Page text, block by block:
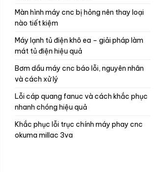
màn hình máy cnc bị hỏng nên thay loại
nào tiết kiệm
máy lạnh tủ điện khô ea – giải pháp làm
mát tủ điện hiệu quả
bơm dầu máy cnc báo lỗi, nguyên nhân
và cách xử lý
lỗi cáp quang fanuc và cách khắc phục
nhanh chóng hiệu quả
khắc phục lỗi trục chính máy phay cnc
okuma millac 3va